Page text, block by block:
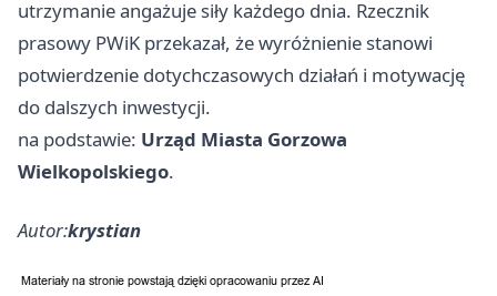
utrzymanie angażuje siły każdego dnia. Rzecznik
prasowy PWiK przekazał, że wyróżnienie stanowi
potwierdzenie dotychczasowych działań i motywację
do dalszych inwestycji.
na podstawie: Urząd Miasta Gorzowa
Wielkopolskiego.
Autor:krystian